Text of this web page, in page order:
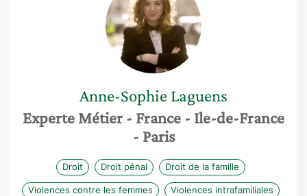
Anne-Sophie Laguens
Experte Métier - France - Ile-de-France
- Paris
Droit Droit pénal Droit de la famille
Violences contre les femmes Violences intrafamiliales